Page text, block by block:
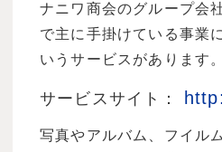
ナニワ商会のグループ会
で主に手掛けている事業
いうサービスがあります。
サービスサイト：
写真やアルバム、フイル